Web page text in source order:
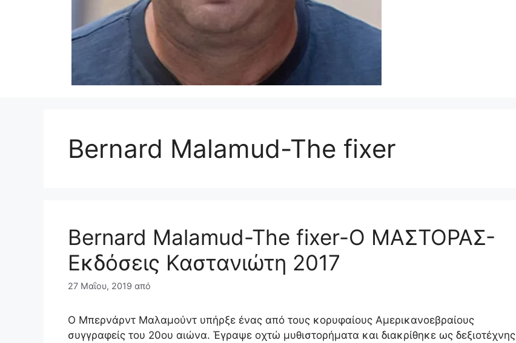
Bernard Malamud-The fixer
Bernard Malamud-The fixer-Ο ΜΑΣΤΟΡΑΣ-
Εκδόσεις Καστανιώτη 2017
27 Μαΐου, 2019 από
Ο Μπερνάρντ Μαλαμούντ υπήρξε ένας από τους κορυφαίους Αμερικανοεβραίους
συγγραφείς του 20ου αιώνα. Έγραψε οχτώ μυθιστορήματα και διακρίθηκε ως δεξιοτέχνης